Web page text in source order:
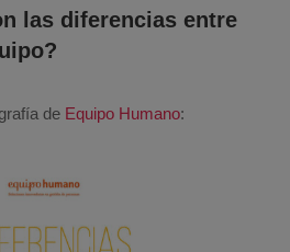
las diferencias entre
de Equipo Humano: